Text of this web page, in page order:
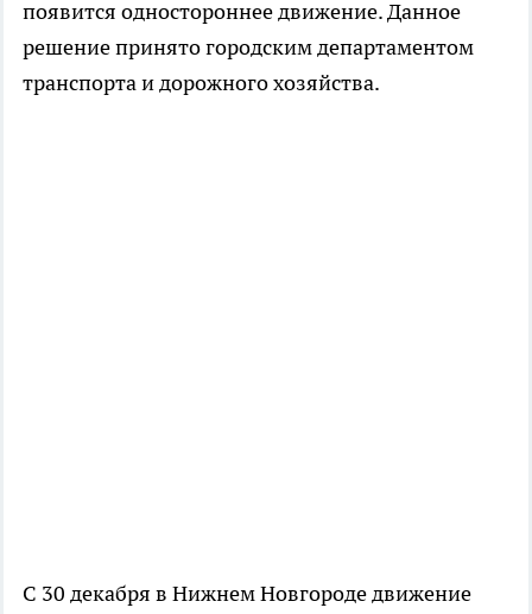
появится одностороннее движение. Данное
решение принято городским департаментом
транспорта и дорожного хозяйства.
С 30 декабря в Нижнем Новгороде движение